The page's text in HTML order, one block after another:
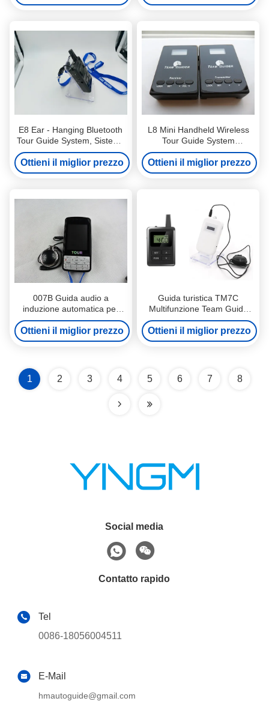
E8 Ear - Hanging Bluetooth
Tour Guide System, Sistema
di guida audio senza fili
Ottieni il miglior prezzo
L8 Mini Handheld Wireless
Tour Guide System
Trasmettitore e ricevitore per
l'esposizione
Ottieni il miglior prezzo
007B Guida audio a
induzione automatica per
musei, guida turistica
Sistema audio wireless
Ottieni il miglior prezzo
Guida turistica TM7C
Multifunzione Team Guida
turistica wireless Sistema di
cuffie Sistema di batteria al
litio
Ottieni il miglior prezzo
1 2 3 4 5 6 7 8
Social media
Contatto rapido
Tel
0086-18056004511
E-Mail
hmautoguide@gmail.com